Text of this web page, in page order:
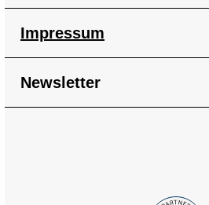
Impressum
Newsletter